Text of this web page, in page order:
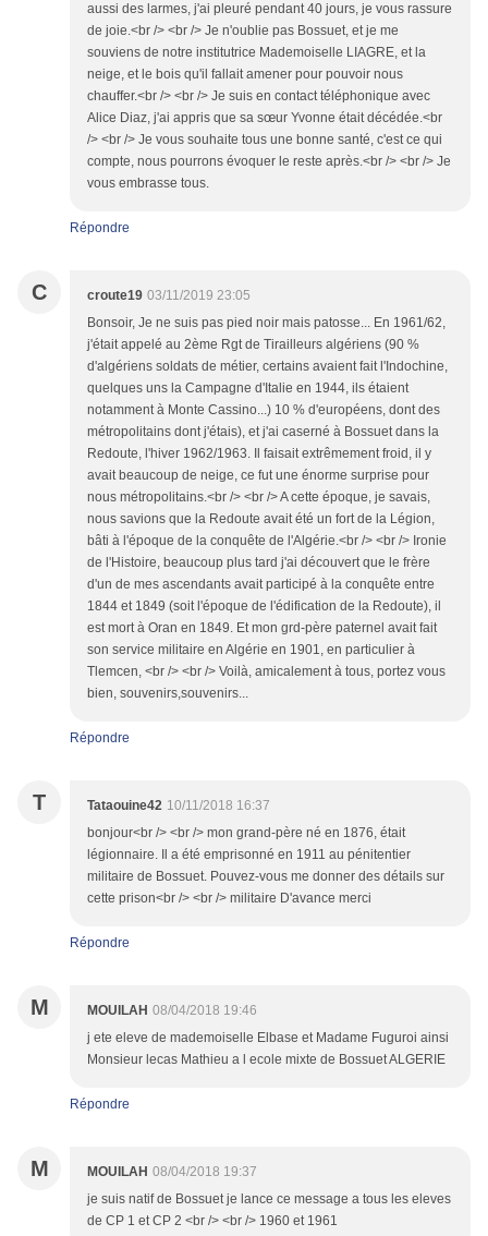
aussi des larmes, j'ai pleuré pendant 40 jours, je vous rassure
de joie.<br /> <br /> Je n'oublie pas Bossuet, et je me
souviens de notre institutrice Mademoiselle LIAGRE, et la
neige, et le bois qu'il fallait amener pour pouvoir nous
chauffer.<br /> <br /> Je suis en contact téléphonique avec
Alice Diaz, j'ai appris que sa sœur Yvonne était décédée.<br
/> <br /> Je vous souhaite tous une bonne santé, c'est ce qui
compte, nous pourrons évoquer le reste après.<br /> <br /> Je
vous embrasse tous.
Répondre
C croute19 03/11/2019 23:05
Bonsoir, Je ne suis pas pied noir mais patosse... En 1961/62,
j'était appelé au 2ème Rgt de Tirailleurs algériens (90 %
d'algériens soldats de métier, certains avaient fait l'Indochine,
quelques uns la Campagne d'Italie en 1944, ils étaient
notamment à Monte Cassino...) 10 % d'européens, dont des
métropolitains dont j'étais), et j'ai caserné à Bossuet dans la
Redoute, l'hiver 1962/1963. Il faisait extrêmement froid, il y
avait beaucoup de neige, ce fut une énorme surprise pour
nous métropolitains.<br /> <br /> A cette époque, je savais,
nous savions que la Redoute avait été un fort de la Légion,
bâti à l'époque de la conquête de l'Algérie.<br /> <br /> Ironie
de l'Histoire, beaucoup plus tard j'ai découvert que le frère
d'un de mes ascendants avait participé à la conquête entre
1844 et 1849 (soit l'époque de l'édification de la Redoute), il
est mort à Oran en 1849. Et mon grd-père paternel avait fait
son service militaire en Algérie en 1901, en particulier à
Tlemcen, <br /> <br /> Voilà, amicalement à tous, portez vous
bien, souvenirs,souvenirs...
Répondre
T Tataouine42 10/11/2018 16:37
bonjour<br /> <br /> mon grand-père né en 1876, était
légionnaire. Il a été emprisonné en 1911 au pénitentier
militaire de Bossuet. Pouvez-vous me donner des détails sur
cette prison<br /> <br /> militaire D'avance merci
Répondre
M MOUILAH 08/04/2018 19:46
j ete eleve de mademoiselle Elbase et Madame Fuguroi ainsi
Monsieur lecas Mathieu a l ecole mixte de Bossuet ALGERIE
Répondre
M MOUILAH 08/04/2018 19:37
je suis natif de Bossuet je lance ce message a tous les eleves
de CP 1 et CP 2 <br /> <br /> 1960 et 1961